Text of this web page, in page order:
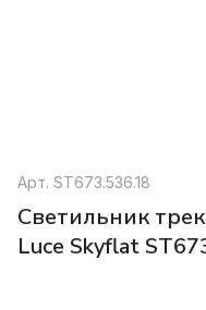
Арт. ST673.536.18
Светильник
Luce Skyflat